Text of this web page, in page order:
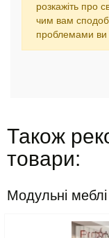
розкажіть про
чим вам
проблемами ви
Також
товари:
Модульні меблі